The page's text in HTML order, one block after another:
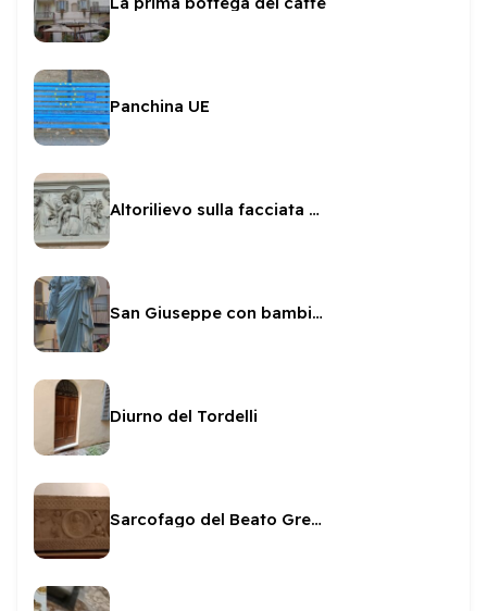
Panchina UE
Altorilievo sulla facciata di Sant'Ansano
San Giuseppe con bambino alla Sacra Famiglia
Diurno del Tordelli
Sarcofago del Beato Gregorio da Spoleto